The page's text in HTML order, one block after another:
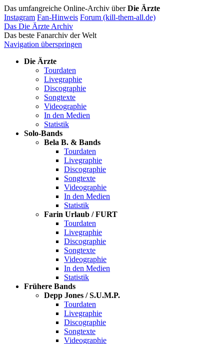
Das umfangreiche Online-Archiv überDie Ärzte
Instagram Fan-Hinweis Forum (kill-them-all.de)
Das Die Ärzte Archiv
Das beste Fanarchiv der Welt
Navigation überspringen
Die Ärzte
Tourdaten
Livegraphie
Discographie
Songtexte
Videographie
In den Medien
Statistik
Solo-Bands
Bela B. & Bands
Tourdaten
Livegraphie
Discographie
Songtexte
Videographie
In den Medien
Statistik
Farin Urlaub / FURT
Tourdaten
Livegraphie
Discographie
Songtexte
Videographie
In den Medien
Statistik
Frühere Bands
Depp Jones / S.U.M.P.
Tourdaten
Livegraphie
Discographie
Songtexte
Videographie